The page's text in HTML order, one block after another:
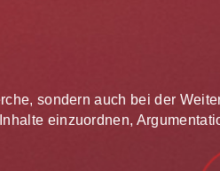
sondern auch bei der
einzuordnen,